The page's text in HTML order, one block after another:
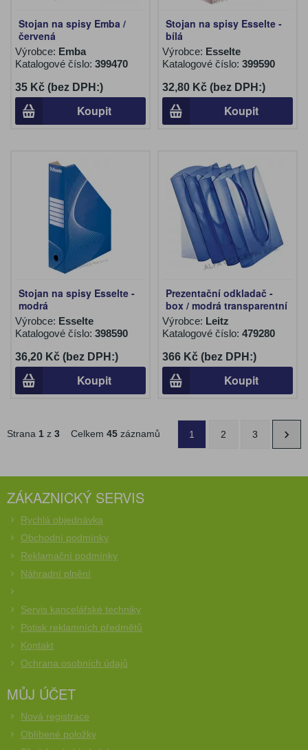
Stojan na spisy Emba /
červená
Výrobce: Emba
Katalogové číslo: 399470
35 Kč (bez DPH:)
Koupit
Stojan na spisy Esselte -
bílá
Výrobce: Esselte
Katalogové číslo: 399590
32,80 Kč (bez DPH:)
Koupit
Stojan na spisy Esselte -
modrá
Výrobce: Esselte
Katalogové číslo: 398590
36,20 Kč (bez DPH:)
Koupit
Prezentační odkladač -
box / modrá transparentní
Výrobce: Leitz
Katalogové číslo: 479280
366 Kč (bez DPH:)
Koupit
Strana 1 z 3 Celkem 45 záznamů 1 2 3
ZÁKAZNICKÝ SERVIS
Rychlá objednávka
Obchodní podmínky
Reklamační podmínky
Náhradní plnění
Servis kancelářské techniky
Potisk reklamních předmětů
Kontakt
Ochrana osobních údajů
MŮJ ÚČET
Nová registrace
Oblíbené položky